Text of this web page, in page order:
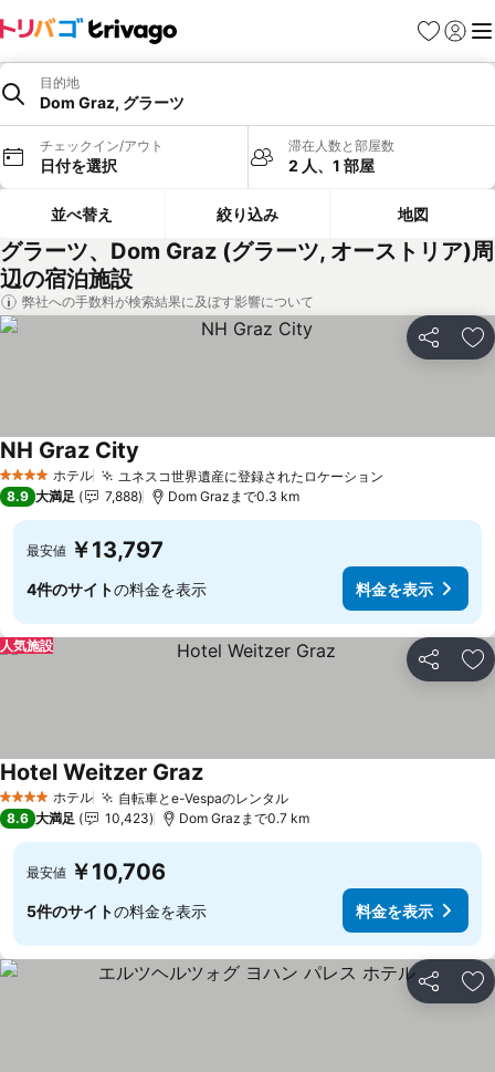
お気に入り
ログイ
メ
目的地
Dom Graz, グラーツ
チェックイン/アウト
日付を選択
滞在人数と部屋数
2 人、1 部屋
並べ替え 絞り込み 地図
グラーツ、Dom Graz (グラーツ, オーストリア)周
辺の宿泊施設
弊社への手数料が検索結果に及ぼす影響について
シェア お
4 ホテルのランク
ホテル ユネスコ世界遺産に登録されたロケーション
NH Graz City
8.9 大満足 7,888 Dom Grazまで0.3 km
最安値 ￥13,797
4件のサイトの料金を表示 料金を表示
シェア お
人気施設
4 ホテルのランク
ホテル 自転車とe-Vespaのレンタル
Hotel Weitzer Graz
8.6 大満足 10,423 Dom Grazまで0.7 km
最安値 ￥10,706
5件のサイトの料金を表示 料金を表示
シェア お